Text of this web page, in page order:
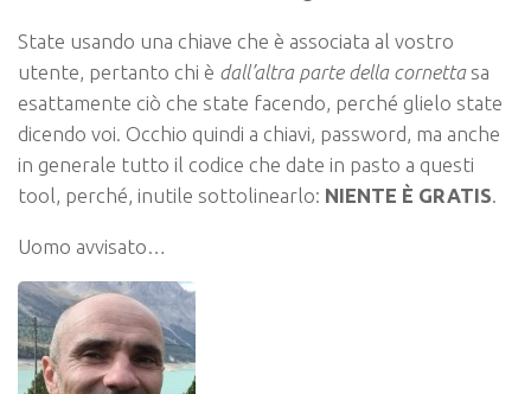
State usando una chiave che è associata al vostro
utente, pertanto chi è dall’altra parte della cornettasa
esattamente ciò che state facendo, perché glielo state
dicendo voi. Occhio quindi a chiavi, password, ma anche
in generale tutto il codice che date in pasto a questi
tool, perché, inutile sottolinearlo: NIENTE È GRATIS.
Uomo avvisato…